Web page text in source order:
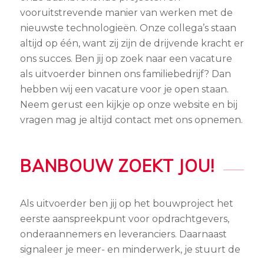
vooruitstrevende manier van werken met de
nieuwste technologieën. Onze collega’s staan
altijd op één, want zij zijn de drijvende kracht er
ons succes. Ben jij op zoek naar een vacature
als uitvoerder binnen ons familiebedrijf? Dan
hebben wij een vacature voor je open staan.
Neem gerust een kijkje op onze website en bij
vragen mag je altijd contact met ons opnemen.
BANBOUW ZOEKT JOU!
Als uitvoerder ben jij op het bouwproject het
eerste aanspreekpunt voor opdrachtgevers,
onderaannemers en leveranciers. Daarnaast
signaleer je meer- en minderwerk, je stuurt de